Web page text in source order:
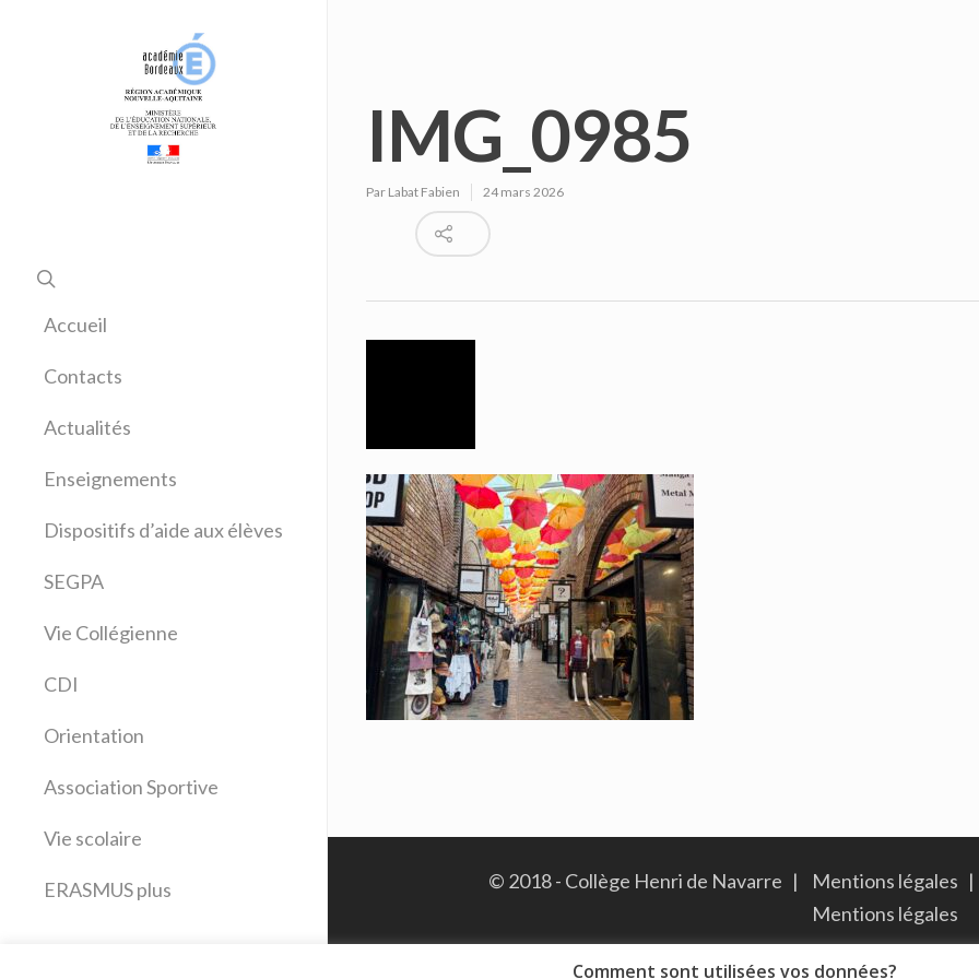
Accueil
Contacts
Actualités
Enseignements
Allemand
Anglais
Arts plastiques
Education musicale
Espagnol
Français
Latin
Sciences physiques
Technologie
Dispositifs d’aide aux élèves
SEGPA
Vie Collégienne
CDI
Orientation
Association Sportive
Vie scolaire
ERASMUS plus
IMG_0985
Par Labat Fabien 24 mars 2026
© 2018 - Collège Henri de Navarre | Mentions légales |
Mentions légales
Comment sont utilisées vos données?